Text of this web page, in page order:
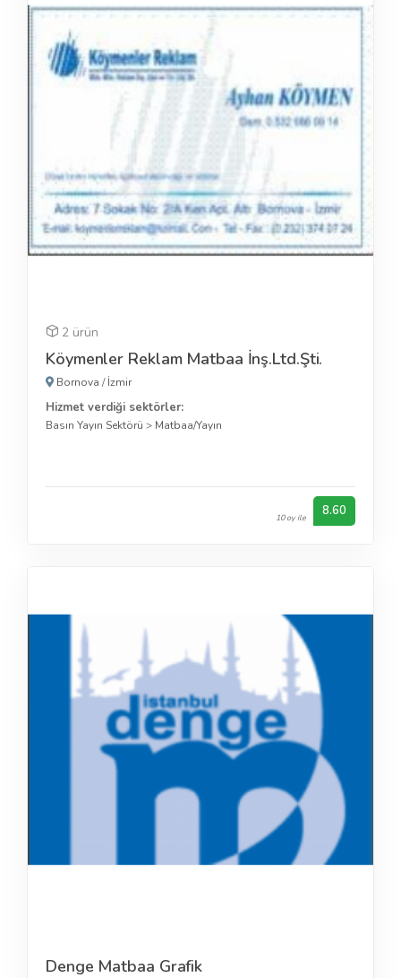
2 ürün
Köymenler Reklam Matbaa İnş.Ltd.Şti.
Bornova /İzmir
Hizmet verdiği sektörler:
Basın Yayın Sektörü > Matbaa/Yayın
10 oy ile 8.60
Denge Matbaa Grafik